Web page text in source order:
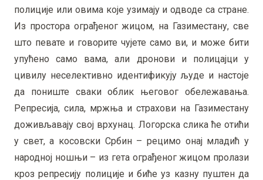
полиције или овима које узимају и одводе са стране.
Из простора ограђеног жицом, на Газиместану, све
што певате и говорите чујете само ви, и може бити
упућено само вама, али дронови и полицајци у
цивилу неселективно идентификују људе и настоје
да пониште сваки облик његовог обележавања.
Репресија, сила, мржња и страхови на Газиместану
доживљавају свој врхунац. Логорска слика ће отићи
у свет, а косовски Србин – рецимо онај младић у
народној ношњи – из гета ограђеног жицом пролази
кроз репресију полиције и биће уз казну пуштен да